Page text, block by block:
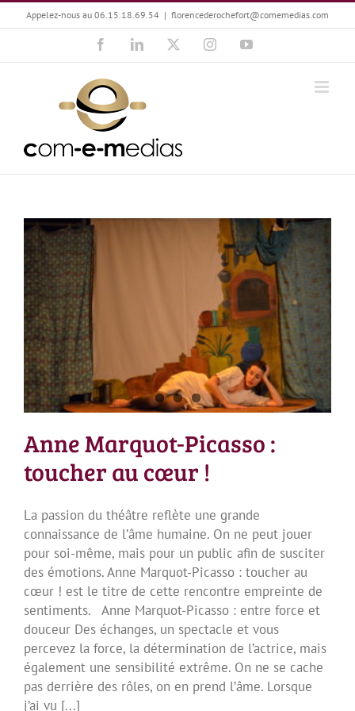
Passer
au
Appelez-nous au 06.15.18.69.54 | florencederochefort@comemedias.com
FacebookLinkedIn InstagramYouTube
Anne Marquot-Picasso : toucher au cœur !
Anne Marquot-Picasso :
toucher au cœur !
La passion du théâtre reflète une grande
connaissance de l’âme humaine. On ne peut jouer
pour soi-même, mais pour un public afin de susciter
des émotions. Anne Marquot-Picasso : toucher au
cœur ! est le titre de cette rencontre empreinte de
sentiments. Anne Marquot-Picasso : entre force et
douceur Des échanges, un spectacle et vous
percevez la force, la détermination de l’actrice, mais
également une sensibilité extrême. On ne se cache
pas derrière des rôles, on en prend l’âme. Lorsque
j’ai vu [...]